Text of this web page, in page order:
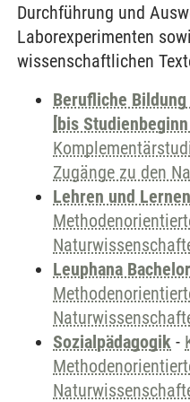
Durchführung und
Laborexperimenten
wissenschaftlichen
Berufliche
[bis
Zugänge zu den
Lehren und Lernen
Leuphana Bachelor
Sozialpädagogik -